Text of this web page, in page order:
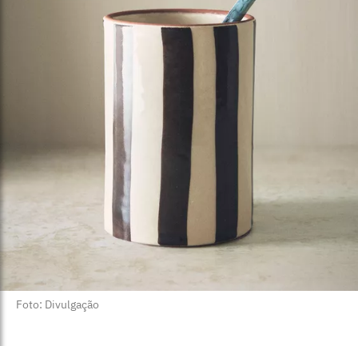
Foto: Divulgação